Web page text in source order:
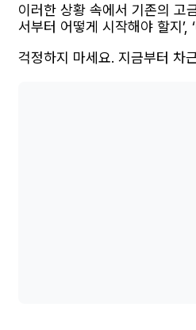
이러한 상황 속에서 기존의 고
서부터 어떻게 시작해야 할지
걱정하지 마세요. 지금부터 차